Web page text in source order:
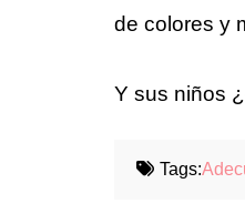
de colores y
Y sus niños
Tags: